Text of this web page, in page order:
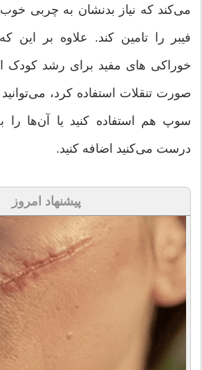
می‌کند که نیاز بدنشان به چربی خوب،
فیبر را تامین کند. علاوه بر این
خوراکی های مفید برای رشد کودک
صورت تنقلات استفاده کرد، می‌توانید
سوپ هم استفاده کنید یا آن‌ها را
درست می‌کنید اضافه کنید.
پیشنهاد امروز